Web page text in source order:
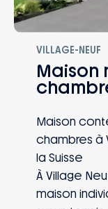
VILLAGE-NEUF
Maison
Maison
chambres à
la Suisse
À Village
maison